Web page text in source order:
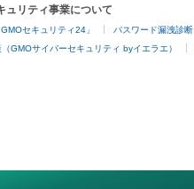
ュリティ事業について
セキュリティ24」 パスワード漏洩診断
GMOサイバーセキュリティ byイエラエ）